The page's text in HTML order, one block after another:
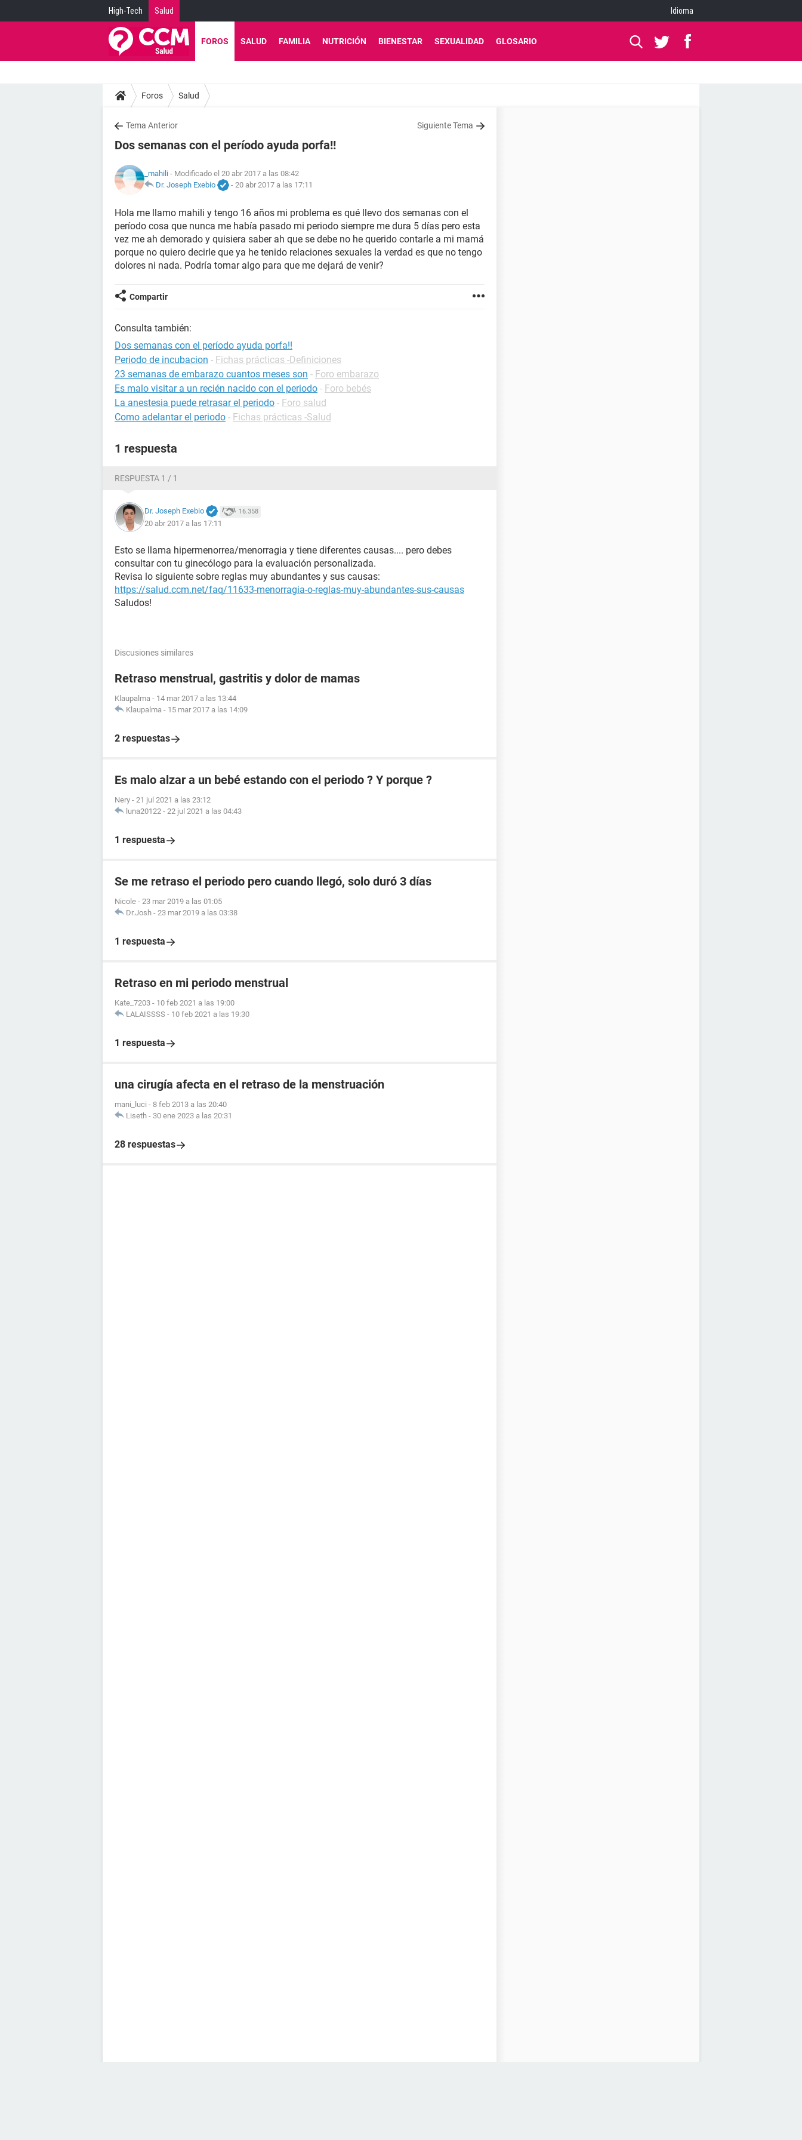
High-Tech Salud Idioma
FOROS SALUD FAMILIA NUTRICIÓN BIENESTAR SEXUALIDAD GLOSARIO
Foros Salud
Tema Anterior Siguiente Tema
Dos semanas con el período ayuda porfa!!
_mahili - Modificado el 20 abr 2017 a las 08:42
Dr. Joseph Exebio
- 20 abr 2017 a las 17:11
Hola me llamo mahili y tengo 16 años mi problema es qué llevo dos semanas con el
período cosa que nunca me había pasado mi periodo siempre me dura 5 días pero esta
vez me ah demorado y quisiera saber ah que se debe no he querido contarle a mi mamá
porque no quiero decirle que ya he tenido relaciones sexuales la verdad es que no tengo
dolores ni nada. Podría tomar algo para que me dejará de venir?
Compartir
Consulta también:
Dos semanas con el período ayuda porfa!!
Periodo de incubacion - Fichas prácticas -Definiciones
23 semanas de embarazo cuantos meses son - Foro embarazo
Es malo visitar a un recién nacido con el periodo - Foro bebés
La anestesia puede retrasar el periodo - Foro salud
Como adelantar el periodo - Fichas prácticas -Salud
1 respuesta
RESPUESTA 1 / 1
Dr. Joseph Exebio 16.358
20 abr 2017 a las 17:11
Esto se llama hipermenorrea/menorragia y tiene diferentes causas.... pero debes
consultar con tu ginecólogo para la evaluación personalizada.
Revisa lo siguiente sobre reglas muy abundantes y sus causas:
https://salud.ccm.net/faq/11633-menorragia-o-reglas-muy-abundantes-sus-causas
Saludos!
Discusiones similares
Retraso menstrual, gastritis y dolor de mamas
Klaupalma - 14 mar 2017 a las 13:44
Klaupalma - 15 mar 2017 a las 14:09
2 respuestas
Es malo alzar a un bebé estando con el periodo ? Y porque ?
Nery - 21 jul 2021 a las 23:12
luna20122 - 22 jul 2021 a las 04:43
1 respuesta
Se me retraso el periodo pero cuando llegó, solo duró 3 días
Nicole - 23 mar 2019 a las 01:05
Dr.Josh - 23 mar 2019 a las 03:38
1 respuesta
Retraso en mi periodo menstrual
Kate_7203 - 10 feb 2021 a las 19:00
LALAISSSS - 10 feb 2021 a las 19:30
1 respuesta
una cirugía afecta en el retraso de la menstruación
mani_luci - 8 feb 2013 a las 20:40
Liseth - 30 ene 2023 a las 20:31
28 respuestas